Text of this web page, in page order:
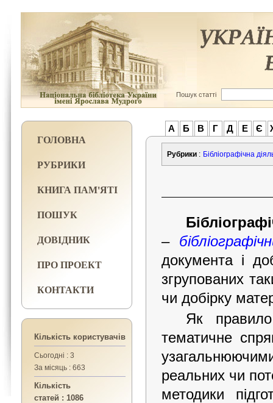
Пошук статті
ГОЛОВНА
РУБРИКИ
КНИГА ПАМ'ЯТІ
ПОШУК
ДОВІДНИК
ПРО ПРОЕКТ
КОНТАКТИ
Кількість користувачів
Сьогодні : 3
За місяць : 663
Кількість
статей : 1086
А Б В Г Д Е Є
Рубрики : Бібліографічна
–
документа і
згрупованих
чи добірку
Як
тематичне
реальних чи
методики